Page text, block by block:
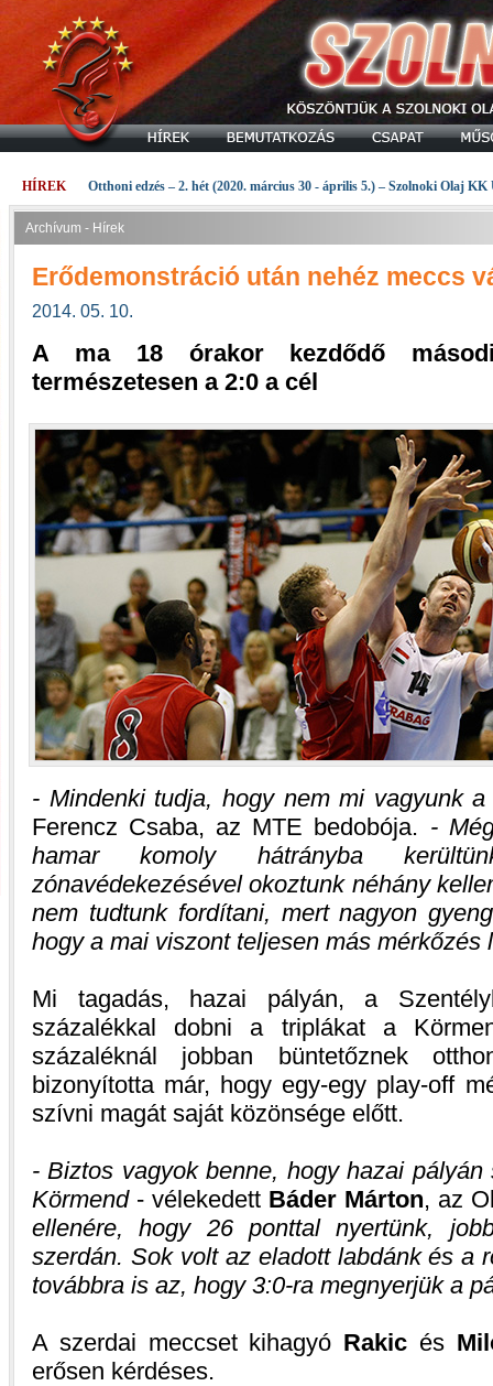
HÍREK Otthoni edzés – 2. hét (2020. március 30 - április 5.) – Szolnoki Olaj KK
Archívum - Hírek
Erődemonstráció után nehéz meccs
2014. 05. 10.
A ma 18 órakor kezdődő
természetesen a 2:0 a cél
- Mindenki tudja, hogy nem mi vagyunk
Ferencz Csaba, az MTE bedobója. -
hamar komoly hátrányba
zónavédekezésével okoztunk néhány
nem tudtunk fordítani, mert nagyon
hogy a mai viszont teljesen más mérkőzés
Mi tagadás, hazai pályán, a
százalékkal dobni a triplákat a
százaléknál jobban büntetőznek
bizonyította már, hogy egy-egy play-off
szívni magát saját közönsége előtt.
- Biztos vagyok benne, hogy hazai
Körmend- vélekedett Báder Márton, az
ellenére, hogy 26 ponttal nyertünk,
szerdán. Sok volt az eladott labdánk és a
továbbra is az, hogy 3:0-ra megnyerjük a
A szerdai meccset kihagyó Rakic és
erősen kérdéses.